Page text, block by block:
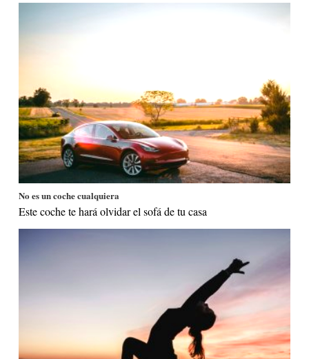
No es un coche cualquiera
Este coche te hará olvidar el sofá de tu casa